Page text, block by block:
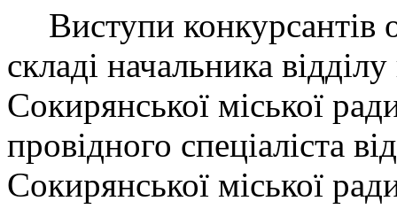
Виступи
складі начальника
Сокирянської міської
провідного спеціаліста
Сокирянської міської